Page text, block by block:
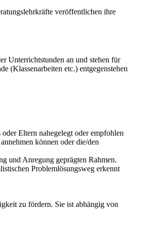
veröffentlichen ihre
Unterrichtstunden an und stehen für
(Klassenarbeiten etc.) entgegenstehen
Eltern nahegelegt oder empfohlen
können oder die/den
und Anregung geprägten Rahmen.
Problemlösungsweg erkennt
zu fördern. Sie ist abhängig von